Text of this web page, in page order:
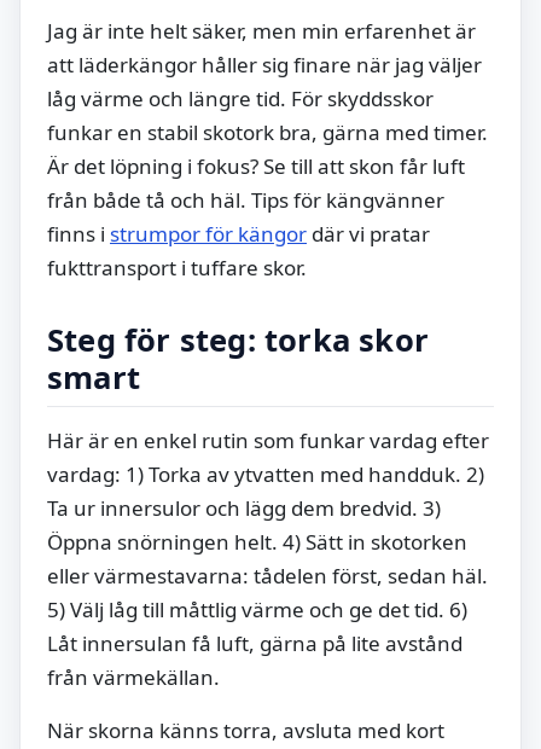
Jag är inte helt säker, men min erfarenhet är
att läderkängor håller sig finare när jag väljer
låg värme och längre tid. För skyddsskor
funkar en stabil skotork bra, gärna med timer.
Är det löpning i fokus? Se till att skon får luft
från både tå och häl. Tips för kängvänner
finns i strumpor för kängor där vi pratar
fukttransport i tuffare skor.
Steg för steg: torka skor
smart
Här är en enkel rutin som funkar vardag efter
vardag: 1) Torka av ytvatten med handduk. 2)
Ta ur innersulor och lägg dem bredvid. 3)
Öppna snörningen helt. 4) Sätt in skotorken
eller värmestavarna: tådelen först, sedan häl.
5) Välj låg till måttlig värme och ge det tid. 6)
Låt innersulan få luft, gärna på lite avstånd
från värmekällan.
När skorna känns torra, avsluta med kort